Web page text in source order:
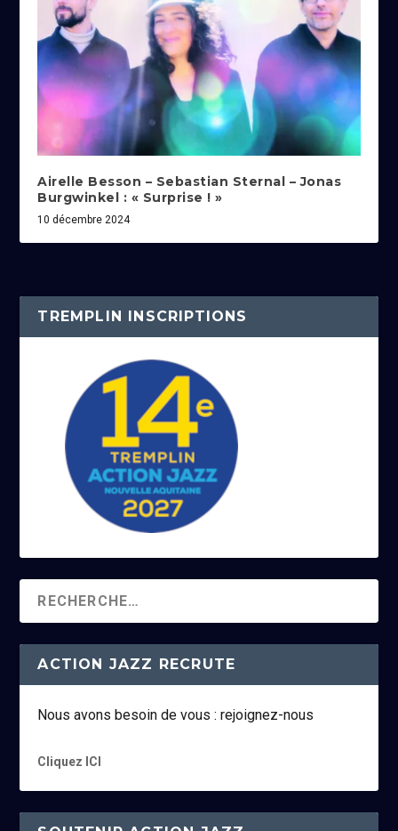
Airelle Besson – Sebastian Sternal – Jonas
Burgwinkel : « Surprise ! »
10 décembre 2024
TREMPLIN INSCRIPTIONS
ACTION JAZZ RECRUTE
Nous avons besoin de vous : rejoignez-nous
Cliquez ICI